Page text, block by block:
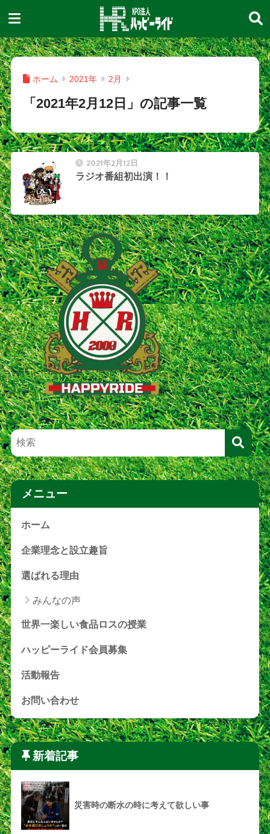
ホーム 2021年 2月
「2021年2月12日」の記事一覧
2021年2月12日
ラジオ番組初出演！！
メニュー
ホーム
企業理念と設立趣旨
選ばれる理由
みんなの声
世界一楽しい食品ロスの授業
ハッピーライド会員募集
活動報告
お問い合わせ
新着記事
災害時の断水の時に考えて欲しい事